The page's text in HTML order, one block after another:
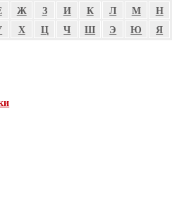
Ж З И К Л М
Н
Х Ц Ч Ш Э Ю
Я